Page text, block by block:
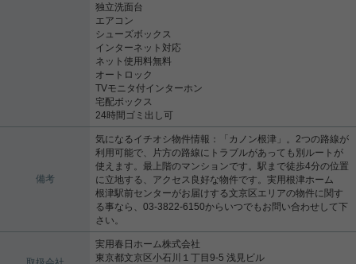
独立洗面台
エアコン
シューズボックス
インターネット対応
ネット使用料無料
オートロック
TVモニタ付インターホン
宅配ボックス
24時間ゴミ出し可
備考
気になるイチオシ物件情報：「カノン根津」。2つの路線が
利用可能で、片方の路線にトラブルがあっても別ルートが
使えます。最上階のマンションです。駅まで徒歩4分の位置
に立地する、アクセス良好な物件です。実用根津ホーム
根津駅前センターがお届けする文京区エリアの物件に関す
る事なら、03-3822-6150からいつでもお問い合わせして下
さい。
実用春日ホーム株式会社
東京都文京区小石川１丁目9-5 浅見ビル